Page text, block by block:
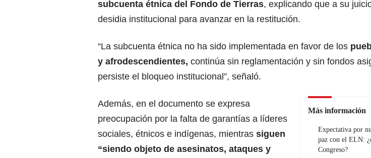
subcuenta étnica del Fondo de Tierras, explicando que a su
desidia institucional para avanzar en la restitución.
“La subcuenta étnica no ha sido implementada en favor de los
y afrodescendientes, continúa sin reglamentación y sin fondos
persiste el bloqueo institucional”, señaló.
Más información
Expectativa por
paz con el ELN:
Congreso?
Además, en el documento se expresa
preocupación por la falta de garantías a líderes
sociales, étnicos e indígenas, mientras siguen
“siendo objeto de asesinatos, ataques y